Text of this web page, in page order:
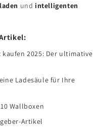
und intelligenten
kaufen 2025: Der ultimative
Ladesäule für Ihre
Wallboxen
Artikel